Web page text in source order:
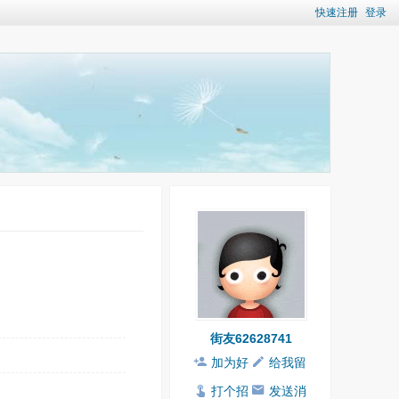
快速注册 登录
街友62628741
加为好
友
给我留
言
打个招
发送消